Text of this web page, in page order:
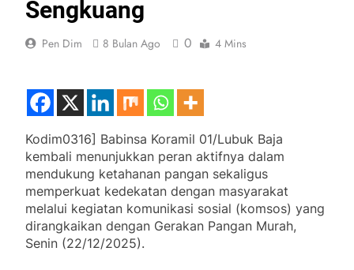
Sengkuang
Pen Dim 8 Bulan Ago 0 4 Mins
Kodim0316] Babinsa Koramil 01/Lubuk Baja
kembali menunjukkan peran aktifnya dalam
mendukung ketahanan pangan sekaligus
memperkuat kedekatan dengan masyarakat
melalui kegiatan komunikasi sosial (komsos) yang
dirangkaikan dengan Gerakan Pangan Murah,
Senin (22/12/2025).